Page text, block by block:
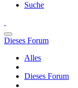
Suche
Dieses Forum
Alles
Dieses Forum